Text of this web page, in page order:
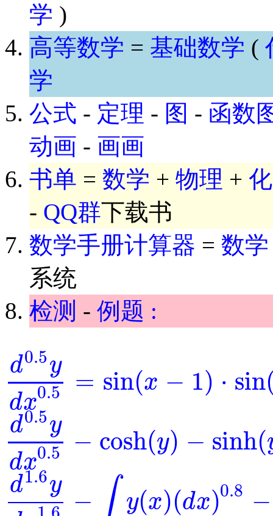
学 )
高等数学 = 基础数学 (
学
公式 - 定理 - 图 - 函数
动画 - 画画
书单 = 数学 + 物理 +
- QQ群下载书
数学手册计算器 = 数学
系统
检测 - 例题 :
d0.5y
dx0.5 = sin(x − 1) ⋅ sin
d0.5ydx0.5=sin 1)⋅sin y)
d0.5y
dx0.5 − cosh(y) − sinh(
d0.5ydx0.5-cosh y)-sinh (y)=0
d1.6y
− ∫ y(x)(dx)0.8 −
d1.6ydx1.6-∫y(x dx)0.8 exp x)= 0